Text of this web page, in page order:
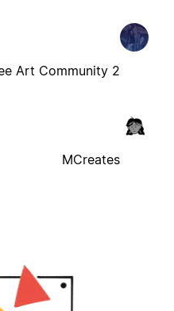
MCreates